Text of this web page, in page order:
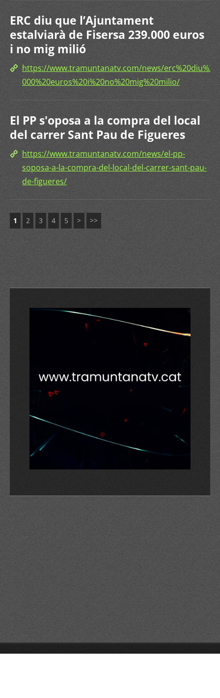
ERC diu que l’Ajuntament
estalviarà de Fisersa 239.000 euros
i no mig milió
https://www.tramuntanatv.com/news/
000%20euros%20i%20no%20mig%20milio/
El PP s'oposa a la compra del local
del carrer Sant Pau de Figueres
https://www.tramuntanatv.com/news/el-pp-
soposa-a-la-compra-del-local-del-carrer-sant-pau-
de-figueres/
1 2 3 4 5 > >>